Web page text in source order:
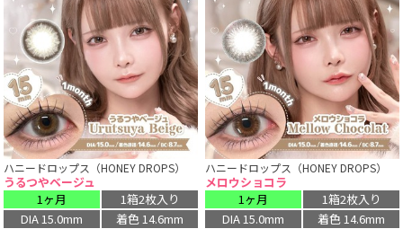
ハニードロップス（HONEY DROPS）
うるつやベージュ
1ヶ月
1箱2枚入り
DIA 15.0mm
着色 14.6mm
ハニードロップス（HONEY DROPS）
メロウショコラ
1ヶ月
1箱2枚入り
DIA 15.0mm
着色 14.6mm